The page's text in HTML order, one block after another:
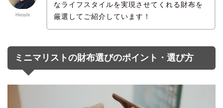
Hiroshi
なライフスタイルを実現させてくれる財布を
厳選してご紹介しています！
ミニマリストの財布選びのポイント・選び方